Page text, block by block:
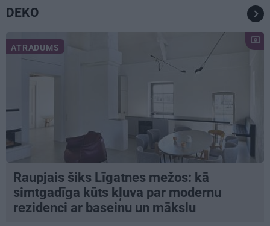
DEKO
ATRADUMS
Raupjais šiks Līgatnes mežos: kā
simtgadīga kūts kļuva par modernu
rezidenci ar baseinu un mākslu